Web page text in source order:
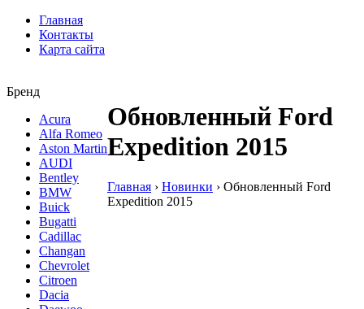
Главная
Контакты
Карта сайта
Бренд
Acura
Alfa Romeo
Aston Martin
AUDI
Bentley
BMW
Buick
Bugatti
Cadillac
Changan
Chevrolet
Citroen
Dacia
Обновленный Ford
Expedition 2015
Главная › Новинки › Обновленный Ford
Expedition 2015